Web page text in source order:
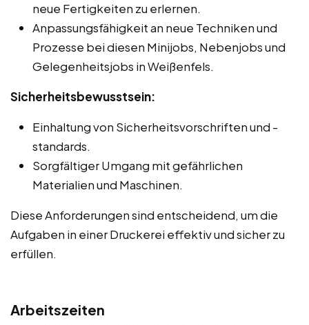
neue Fertigkeiten zu erlernen.
Anpassungsfähigkeit an neue Techniken und
Prozesse bei diesen Minijobs, Nebenjobs und
Gelegenheitsjobs in Weißenfels.
Sicherheitsbewusstsein:
Einhaltung von Sicherheitsvorschriften und -
standards.
Sorgfältiger Umgang mit gefährlichen
Materialien und Maschinen.
Diese Anforderungen sind entscheidend, um die
Aufgaben in einer Druckerei effektiv und sicher zu
erfüllen.
Arbeitszeiten